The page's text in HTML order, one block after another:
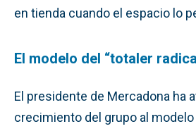
en tienda cuando el espacio lo
El modelo del “totaler
El presidente de Mercadona ha
crecimiento del grupo al